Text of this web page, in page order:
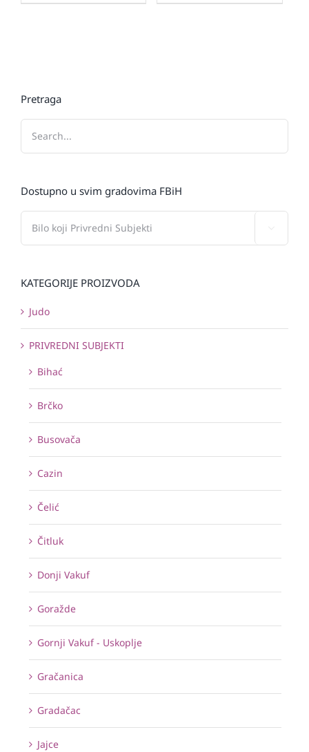
Pretraga
Dostupno u svim gradovima FBiH
KATEGORIJE PROIZVODA
Judo
PRIVREDNI SUBJEKTI
Bihać
Brčko
Busovača
Cazin
Čelić
Čitluk
Donji Vakuf
Goražde
Gornji Vakuf - Uskoplje
Gračanica
Gradačac
Jajce